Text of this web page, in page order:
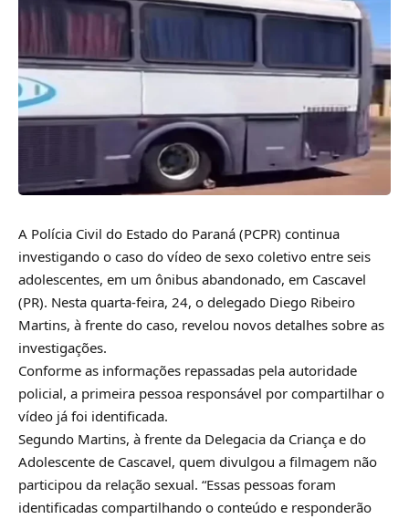
A Polícia Civil do Estado do Paraná (PCPR) continua
investigando o caso do vídeo de sexo coletivo entre seis
adolescentes, em um ônibus abandonado, em Cascavel
(PR). Nesta quarta-feira, 24, o delegado Diego Ribeiro
Martins, à frente do caso, revelou novos detalhes sobre as
investigações.
Conforme as informações repassadas pela autoridade
policial, a primeira pessoa responsável por compartilhar o
vídeo já foi identificada.
Segundo Martins, à frente da Delegacia da Criança e do
Adolescente de Cascavel, quem divulgou a filmagem não
participou da relação sexual. “Essas pessoas foram
identificadas compartilhando o conteúdo e responderão